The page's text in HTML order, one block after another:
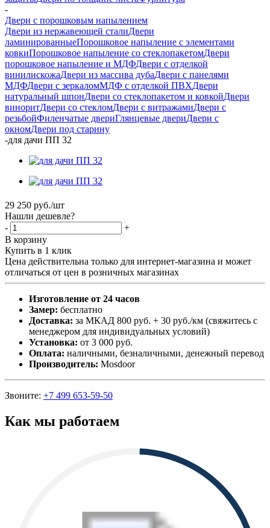
-
Двери с порошковым напылением
Двери из нержавеющей сталиДвери
ламинированныеПорошковое напыление с элементами
ковкиПорошковое напыление со стеклопакетомДвери
порошковое напыление и МДФДвери с отделкой
винилискожаДвери из массива дубаДвери с панелями
МДФДвери с зеркаломМДФ с отделкой ПВХДвери
натуральный шпонДвери со стеклопакетом и ковкойДвери
виноритДвери со стекломДвери с витражамиДвери с
резьбойФиленчатые двериГлянцевые двериДвери с
окномДвери под старину
-для дачи ПП 32
29 250 руб./шт
Нашли дешевле?
-
+
В корзину
Купить в 1 клик
Цена действительна только для интернет-магазина и может
отличаться от цен в розничных магазинах
Изготовление от 24 часов
Замер: бесплатно
Доставка: за МКАД 800 руб. + 30 руб./км (свяжитесь с
менеджером для индивидуальных условий)
Установка: от 3 000 руб.
Оплата: наличными, безналичными, денежный перевод
Производитель: Mosdoor
Звоните: +7 499 653-59-50
Как мы работаем